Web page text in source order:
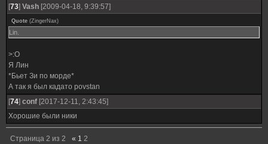
[73] Vash [2009-04-18, 9:39:57]
Quote (ZingerNax)
Lin.
>:O
Я Лин
*Бьет Зи по морде*
А так я был кадато povstan
[74] conf [2017-12-11, 2:43:45]
Хорошие были ники
Страница 2 из 2 « 1 2